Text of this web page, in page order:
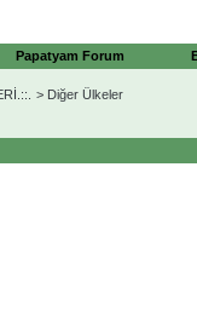
Papatyam Forum
> Diğer Ülkeler